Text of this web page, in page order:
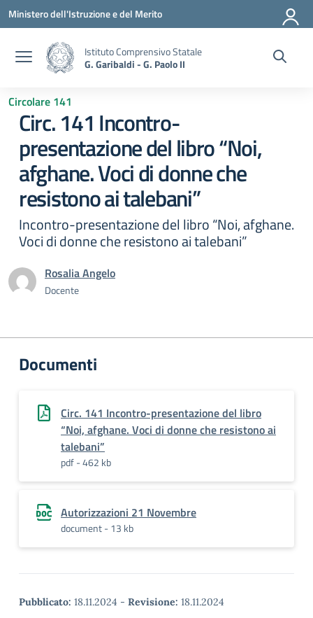
Vai ai contenuti
Vai al menu di navigazione
Vai al footer
Ministero dell'Istruzione e del Merito
Istituto Comprensivo Statale
G. Garibaldi - G. Paolo II
Circolare 141
Circ. 141 Incontro-
presentazione del libro “Noi,
afghane. Voci di donne che
resistono ai talebani”
Incontro-presentazione del libro “Noi, afghane.
Voci di donne che resistono ai talebani”
Rosalia Angelo
Docente
Documenti
Circ. 141 Incontro-presentazione del libro
“Noi, afghane. Voci di donne che resistono ai
talebani”
pdf - 462 kb
Autorizzazioni 21 Novembre
document - 13 kb
Pubblicato: 18.11.2024 - Revisione: 18.11.2024